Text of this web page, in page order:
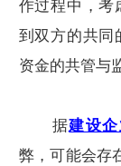
作过程中，考
到双方的共同
资金的共管与
据建设
弊，可能会存